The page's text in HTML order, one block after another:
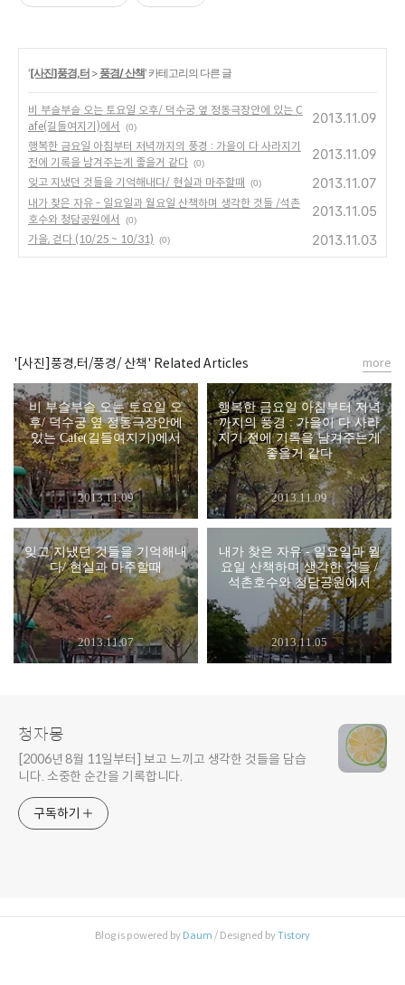
'[사진]풍경,터 > 풍경/ 산책' 카테고리의 다른 글
비 부슬부슬 오는 토요일 오후/ 덕수궁 옆 정동극장안에 있는 C
afe(길들여지기)에서
(0)
2013.11.09
행복한 금요일 아침부터 저녁까지의 풍경 : 가을이 다 사라지기
전에 기록을 남겨주는게 좋을거 같다 (0)
2013.11.09
잊고 지냈던 것들을 기억해내다/ 현실과 마주할때 (0) 2013.11.07
내가 찾은 자유 - 일요일과 월요일 산책하며 생각한 것들 /석촌
호수와 청담공원에서
(0)
2013.11.05
가을, 걷다 (10/25 ~ 10/31) (0) 2013.11.03
'[사진]풍경,터/풍경/ 산책' Related Articles
비 부슬부슬 오는 토요일 오
후/ 덕수궁 옆 정동극장안에
있는 Cafe(길들여지기)에서
2013.11.09
행복한 금요일 아침부터 저녁
까지의 풍경 : 가을이 다 사라
지기 전에 기록을 남겨주는게
좋을거 같다
2013.11.09
잊고 지냈던 것들을 기억해내
다/ 현실과 마주할때
2013.11.07
내가 찾은 자유 - 일요일과 월
요일 산책하며 생각한 것들 /
석촌호수와 청담공원에서
2013.11.05
more
청자몽
[2006년 8월 11일부터] 보고 느끼고 생각한 것들을 담습
니다. 소중한 순간을 기록합니다.
구독하기
Blog is powered by Daum / Designed byTistory